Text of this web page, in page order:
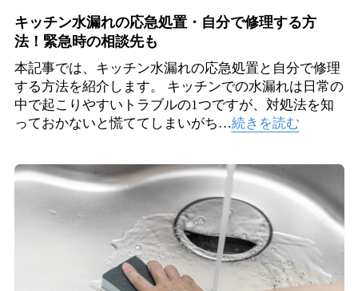
キッチン水漏れの応急処置・自分で修理する方
法！緊急時の相談先も
本記事では、キッチン水漏れの応急処置と自分で修理
する方法を紹介します。 キッチンでの水漏れは日常の
中で起こりやすいトラブルの1つですが、対処法を知
っておかないと慌ててしまいがち…続きを読む